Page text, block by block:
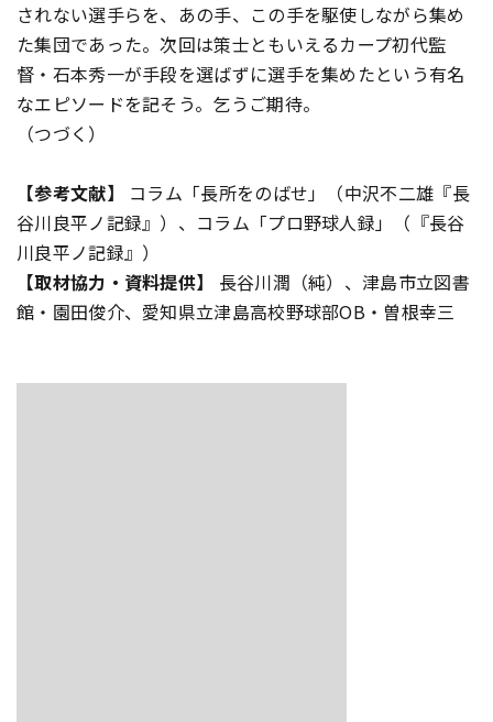
されない選手らを、あの手、この手を駆使しながら集め
た集団であった。次回は策士ともいえるカープ初代監
督・石本秀一が手段を選ばずに選手を集めたという有名
なエピソードを記そう。乞うご期待。
（つづく）
【参考文献】
コラム「長所をのばせ」（中沢不二雄『長
谷川良平ノ記録』）、コラム「プロ野球人録」（『長谷
川良平ノ記録』）
【取材協力・資料提供】
長谷川潤（純）、津島市立図書
館・園田俊介、愛知県立津島高校野球部OB・曽根幸三